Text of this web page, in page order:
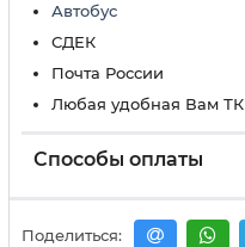
Автобус
СДЕК
Почта России
Любая удобная Вам ТК
Способы оплаты
Поделиться: